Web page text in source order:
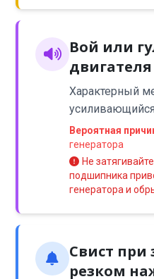
Вой или
двигателя
Характерный
Вероятная
генератора
Не
подшипника
генератора и
Свист при
резком